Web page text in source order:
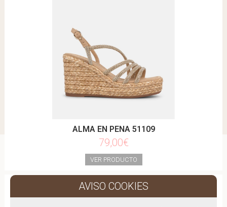
ALMA EN PENA 51109
79,00€
VER PRODUCTO